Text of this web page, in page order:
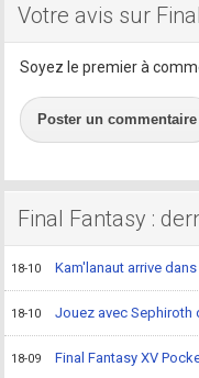
Votre avis sur
Soyez le premier à
Poster un commentaire
Final Fantasy :
18-10 Kam'lanaut arrive
18-10 Jouez avec Sephiroth
18-09 Final Fantasy XV